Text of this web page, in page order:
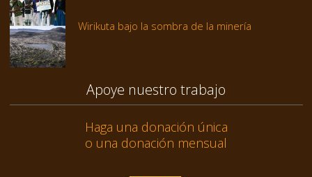
Wirikuta bajo la sombra de la minería
Apoye nuestro trabajo
Haga una donación única
o una donación mensual